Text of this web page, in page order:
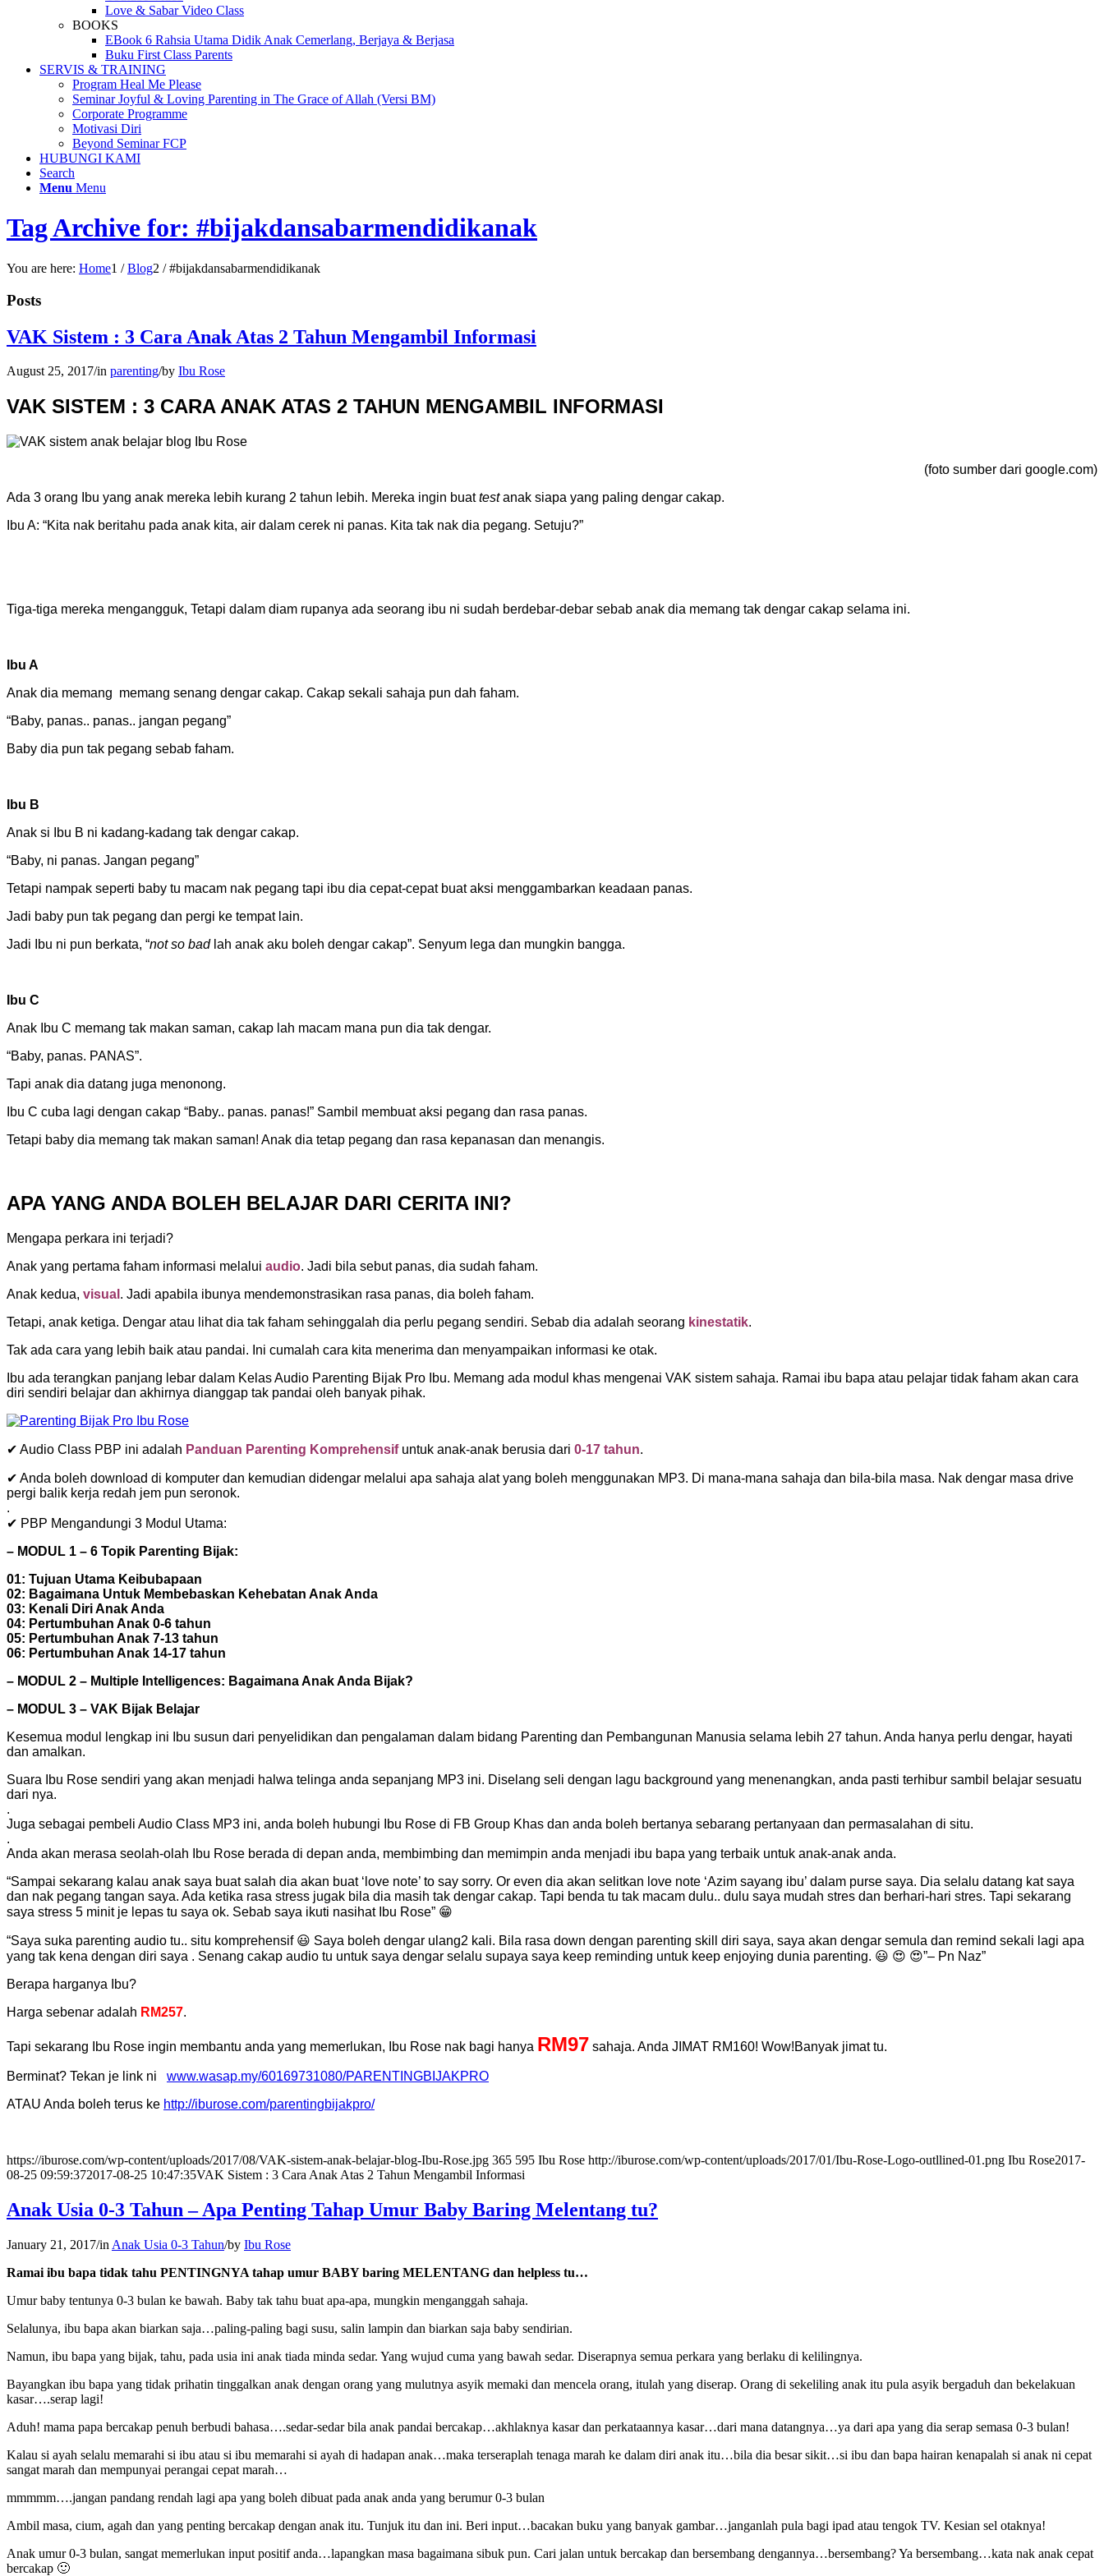
Love & Sabar Video Class
BOOKS
EBook 6 Rahsia Utama Didik Anak Cemerlang, Berjaya & Berjasa
Buku First Class Parents
SERVIS & TRAINING
Program Heal Me Please
Seminar Joyful & Loving Parenting in The Grace of Allah (Versi BM)
Corporate Programme
Motivasi Diri
Beyond Seminar FCP
HUBUNGI KAMI
Search
Menu Menu
Tag Archive for: #bijakdansabarmendidikanak
You are here: Home1 / Blog2 / #bijakdansabarmendidikanak
Posts
VAK Sistem : 3 Cara Anak Atas 2 Tahun Mengambil Informasi
August 25, 2017/in parenting/by Ibu Rose
VAK SISTEM : 3 CARA ANAK ATAS 2 TAHUN MENGAMBIL INFORMASI
(foto sumber dari google.com)
Ada 3 orang Ibu yang anak mereka lebih kurang 2 tahun lebih. Mereka ingin buattestanak siapa yang paling dengar cakap.
Ibu A: “Kita nak beritahu pada anak kita, air dalam cerek ni panas. Kita tak nak dia pegang. Setuju?”
Tiga-tiga mereka mengangguk, Tetapi dalam diam rupanya ada seorang ibu ni sudah berdebar-debar sebab anak dia memang tak dengar cakap selama ini.
Ibu A
Anak dia memang memang senang dengar cakap. Cakap sekali sahaja pun dah faham.
“Baby, panas.. panas.. jangan pegang”
Baby dia pun tak pegang sebab faham.
Ibu B
Anak si Ibu B ni kadang-kadang tak dengar cakap.
“Baby, ni panas. Jangan pegang”
Tetapi nampak seperti baby tu macam nak pegang tapi ibu dia cepat-cepat buat aksi menggambarkan keadaan panas.
Jadi baby pun tak pegang dan pergi ke tempat lain.
Jadi Ibu ni pun berkata, “not so badlah anak aku boleh dengar cakap”. Senyum lega dan mungkin bangga.
Ibu C
Anak Ibu C memang tak makan saman, cakap lah macam mana pun dia tak dengar.
“Baby, panas. PANAS”.
Tapi anak dia datang juga menonong.
Ibu C cuba lagi dengan cakap “Baby.. panas. panas!” Sambil membuat aksi pegang dan rasa panas.
Tetapi baby dia memang tak makan saman! Anak dia tetap pegang dan rasa kepanasan dan menangis.
APA YANG ANDA BOLEH BELAJAR DARI CERITA INI?
Mengapa perkara ini terjadi?
Anak yang pertama faham informasi melalui audio. Jadi bila sebut panas, dia sudah faham.
Anak kedua, visual . Jadi apabila ibunya mendemonstrasikan rasa panas, dia boleh faham.
Tetapi, anak ketiga. Dengar atau lihat dia tak faham sehinggalah dia perlu pegang sendiri. Sebab dia adalah seorang kinestatik.
Tak ada cara yang lebih baik atau pandai. Ini cumalah cara kita menerima dan menyampaikan informasi ke otak.
Ibu ada terangkan panjang lebar dalam Kelas Audio Parenting Bijak Pro Ibu. Memang ada modul khas mengenai VAK sistem sahaja. Ramai ibu bapa atau pelajar tidak faham akan cara
diri sendiri belajar dan akhirnya dianggap tak pandai oleh banyak pihak.
✔ Audio Class PBP ini adalah Panduan Parenting Komprehensifuntuk anak-anak berusia dari 0-17 tahun.
✔ Anda boleh download di komputer dan kemudian didengar melalui apa sahaja alat yang boleh menggunakan MP3. Di mana-mana sahaja dan bila-bila masa. Nak dengar masa drive
pergi balik kerja redah jem pun seronok.
.
✔ PBP Mengandungi 3 Modul Utama:
– MODUL 1 – 6 Topik Parenting Bijak:
01: Tujuan Utama Keibubapaan
02: Bagaimana Untuk Membebaskan Kehebatan Anak Anda
03: Kenali Diri Anak Anda
04: Pertumbuhan Anak 0-6 tahun
05: Pertumbuhan Anak 7-13 tahun
06: Pertumbuhan Anak 14-17 tahun
– MODUL 2 – Multiple Intelligences: Bagaimana Anak Anda Bijak?
– MODUL 3 – VAK Bijak Belajar
Kesemua modul lengkap ini Ibu susun dari penyelidikan dan pengalaman dalam bidang Parenting dan Pembangunan Manusia selama lebih 27 tahun. Anda hanya perlu dengar, hayati
dan amalkan.
Suara Ibu Rose sendiri yang akan menjadi halwa telinga anda sepanjang MP3 ini. Diselang seli dengan lagu background yang menenangkan, anda pasti terhibur sambil belajar sesuatu
dari nya.
.
Juga sebagai pembeli Audio Class MP3 ini, anda boleh hubungi Ibu Rose di FB Group Khas dan anda boleh bertanya sebarang pertanyaan dan permasalahan di situ.
.
Anda akan merasa seolah-olah Ibu Rose berada di depan anda, membimbing dan memimpin anda menjadi ibu bapa yang terbaik untuk anak-anak anda.
“Sampai sekarang kalau anak saya buat salah dia akan buat ‘love note’ to say sorry. Or even dia akan selitkan love note ‘Azim sayang ibu’ dalam purse saya. Dia selalu datang kat saya
dan nak pegang tangan saya. Ada ketika rasa stress jugak bila dia masih tak dengar cakap. Tapi benda tu tak macam dulu.. dulu saya mudah stres dan berhari-hari stres. Tapi sekarang
saya stress 5 minit je lepas tu saya ok. Sebab saya ikuti nasihat Ibu Rose” 😁
“Saya suka parenting audio tu.. situ komprehensif 😃 Saya boleh dengar ulang2 kali. Bila rasa down dengan parenting skill diri saya, saya akan dengar semula dan remind sekali lagi apa
yang tak kena dengan diri saya . Senang cakap audio tu untuk saya dengar selalu supaya saya keep reminding untuk keep enjoying dunia parenting. 😃 😍 😍”– Pn Naz”
Berapa harganya Ibu?
Harga sebenar adalah RM257.
Tapi sekarang Ibu Rose ingin membantu anda yang memerlukan, Ibu Rose nak bagi hanya RM97 sahaja. Anda JIMAT RM160! Wow!Banyak jimat tu.
Berminat? Tekan je link ni www.wasap.my/60169731080/PARENTINGBIJAKPRO
ATAU Anda boleh terus ke http://iburose.com/parentingbijakpro/
https://iburose.com/wp-content/uploads/2017/08/VAK-sistem-anak-belajar-blog-Ibu-Rose.jpg 365 595 Ibu Rose http://iburose.com/wp-content/uploads/2017/01/Ibu-Rose-Logo-outllined-01.png Ibu Rose2017-
08-25 09:59:372017-08-25 10:47:35VAK Sistem : 3 Cara Anak Atas 2 Tahun Mengambil Informasi
Anak Usia 0-3 Tahun – Apa Penting Tahap Umur Baby Baring Melentang tu?
January 21, 2017/in Anak Usia 0-3 Tahun/by Ibu Rose
Ramai ibu bapa tidak tahu PENTINGNYA tahap umur BABY baring MELENTANG dan helpless tu…
Umur baby tentunya 0-3 bulan ke bawah. Baby tak tahu buat apa-apa, mungkin menganggah sahaja.
Selalunya, ibu bapa akan biarkan saja…paling-paling bagi susu, salin lampin dan biarkan saja baby sendirian.
Namun, ibu bapa yang bijak, tahu, pada usia ini anak tiada minda sedar. Yang wujud cuma yang bawah sedar. Diserapnya semua perkara yang berlaku di kelilingnya.
Bayangkan ibu bapa yang tidak prihatin tinggalkan anak dengan orang yang mulutnya asyik memaki dan mencela orang, itulah yang diserap. Orang di sekeliling anak itu pula asyik bergaduh dan bekelakuan
kasar….serap lagi!
Aduh! mama papa bercakap penuh berbudi bahasa….sedar-sedar bila anak pandai bercakap…akhlaknya kasar dan perkataannya kasar…dari mana datangnya…ya dari apa yang dia serap semasa 0-3 bulan!
Kalau si ayah selalu memarahi si ibu atau si ibu memarahi si ayah di hadapan anak…maka terseraplah tenaga marah ke dalam diri anak itu…bila dia besar sikit…si ibu dan bapa hairan kenapalah si anak ni cepat
sangat marah dan mempunyai perangai cepat marah…
mmmmm….jangan pandang rendah lagi apa yang boleh dibuat pada anak anda yang berumur 0-3 bulan
Ambil masa, cium, agah dan yang penting bercakap dengan anak itu. Tunjuk itu dan ini. Beri input…bacakan buku yang banyak gambar…janganlah pula bagi ipad atau tengok TV. Kesian sel otaknya!
Anak umur 0-3 bulan, sangat memerlukan input positif anda…lapangkan masa bagaimana sibuk pun. Cari jalan untuk bercakap dan bersembang dengannya…bersembang? Ya bersembang…kata nak anak cepat
bercakap 🙂